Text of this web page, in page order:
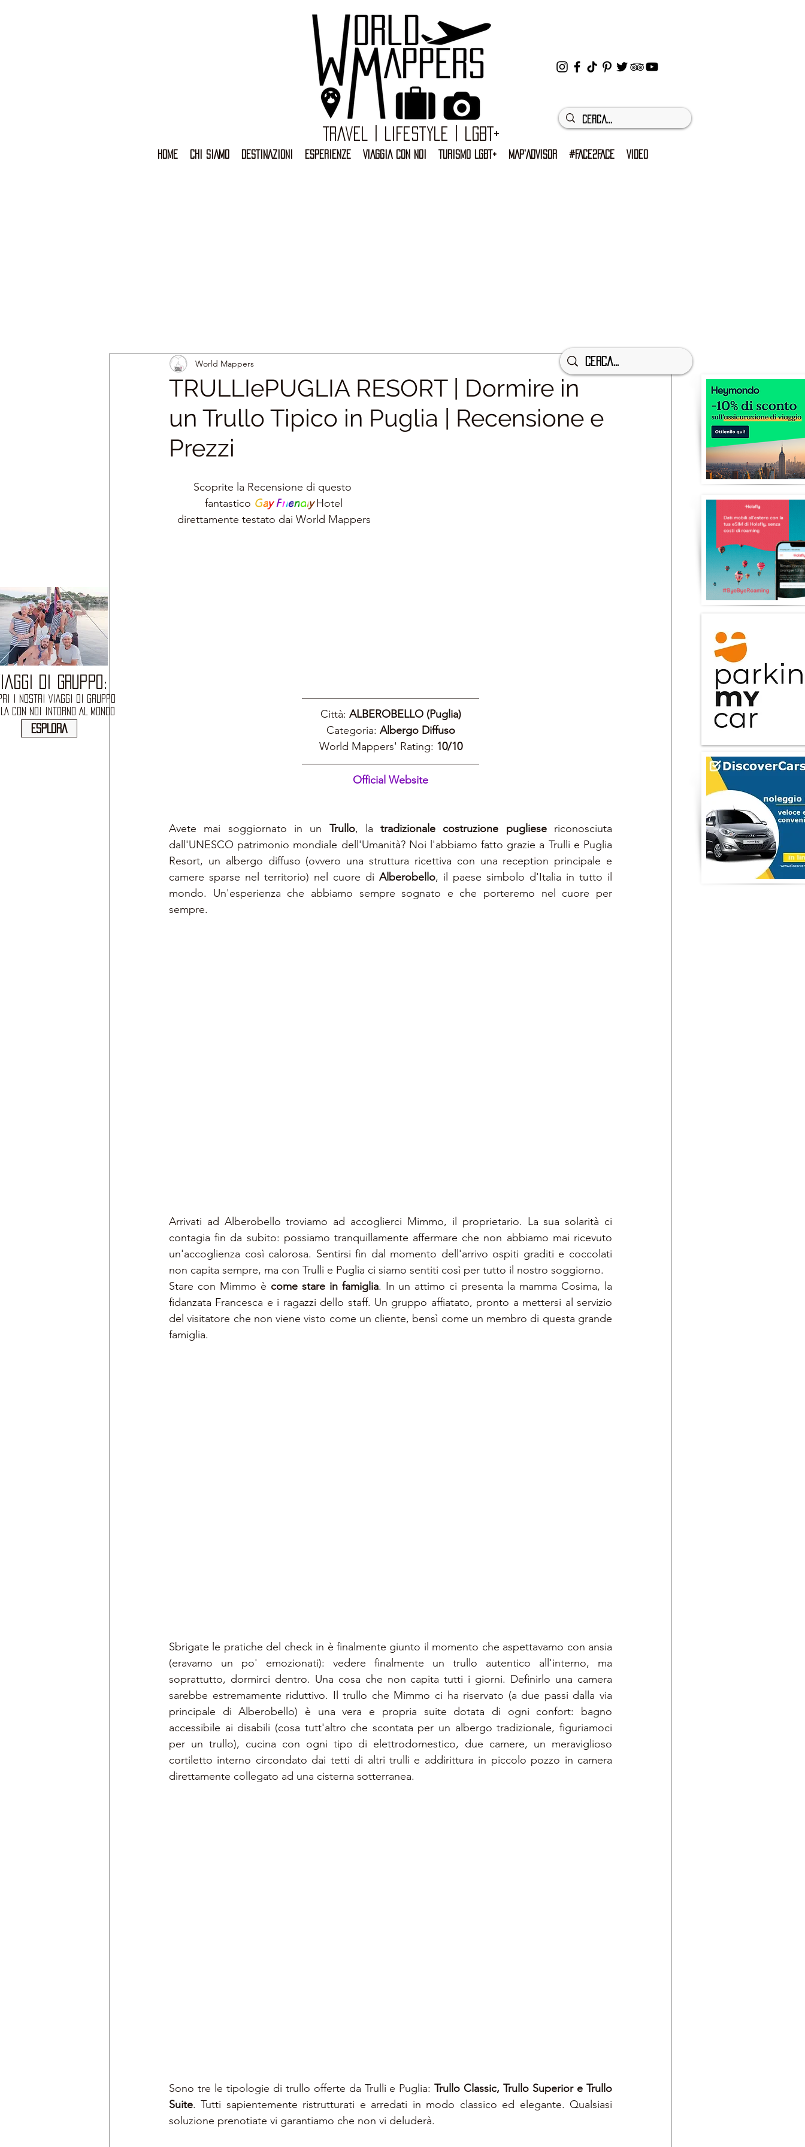
Travel | Lifestyle | LGBT+
HOME CHI SIAMO DESTINAZIONI ESPERIENZE VIAGGIA CON NOI TURISMO LGBT+ MAP'ADVISOR #FACE2FACE VIDEO
TRULLIePUGLIA RESORT | Dormire in
un Trullo Tipico in Puglia | Recensione e
Prezzi
World Mappers
Scoprite la Recensione di questo
fantastico Gay Friendly Hotel
direttamente testato dai World Mappers
Città: ALBEROBELLO (Puglia)
Categoria: Albergo Diffuso
World Mappers' Rating: 10/10
Official Website
Avete mai soggiornato in un Trullo, la tradizionale costruzione pugliese riconosciuta
dall'UNESCO patrimonio mondiale dell'Umanità? Noi l'abbiamo fatto grazie a Trulli e Puglia
Resort, un albergo diffuso (ovvero una struttura ricettiva con una reception principale e
camere sparse nel territorio) nel cuore di Alberobello, il paese simbolo d'Italia in tutto il
mondo. Un'esperienza che abbiamo sempre sognato e che porteremo nel cuore per
sempre.
Arrivati ad Alberobello troviamo ad accoglierci Mimmo, il proprietario. La sua solarità ci
contagia fin da subito: possiamo tranquillamente affermare che non abbiamo mai ricevuto
un'accoglienza così calorosa. Sentirsi fin dal momento dell'arrivo ospiti graditi e coccolati
non capita sempre, ma con Trulli e Puglia ci siamo sentiti così per tutto il nostro soggiorno.
Stare con Mimmo è come stare in famiglia. In un attimo ci presenta la mamma Cosima, la
fidanzata Francesca e i ragazzi dello staff. Un gruppo affiatato, pronto a mettersi al servizio
del visitatore che non viene visto come un cliente, bensì come un membro di questa grande
famiglia.
Sbrigate le pratiche del check in è finalmente giunto il momento che aspettavamo con ansia
(eravamo un po' emozionati): vedere finalmente un trullo autentico all'interno, ma
soprattutto, dormirci dentro. Una cosa che non capita tutti i giorni. Definirlo una camera
sarebbe estremamente riduttivo. Il trullo che Mimmo ci ha riservato (a due passi dalla via
principale di Alberobello) è una vera e propria suite dotata di ogni confort: bagno
accessibile ai disabili (cosa tutt'altro che scontata per un albergo tradizionale, figuriamoci
per un trullo), cucina con ogni tipo di elettrodomestico, due camere, un meraviglioso
cortiletto interno circondato dai tetti di altri trulli e addirittura in piccolo pozzo in camera
direttamente collegato ad una cisterna sotterranea.
Sono tre le tipologie di trullo offerte da Trulli e Puglia: Trullo Classic, Trullo Superior e Trullo
Suite. Tutti sapientemente ristrutturati e arredati in modo classico ed elegante. Qualsiasi
soluzione prenotiate vi garantiamo che non vi deluderà.
DI GRUPPO:
I NOSTRI VIAGGI DI GRUPPO
CON NOI INTORNO AL MONDO
ESPLORA